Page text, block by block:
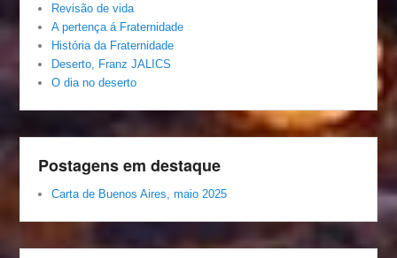
Revisão de vida
A pertença á Fraternidade
História da Fraternidade
Deserto, Franz JALICS
O dia no deserto
Postagens em destaque
Carta de Buenos Aires, maio 2025